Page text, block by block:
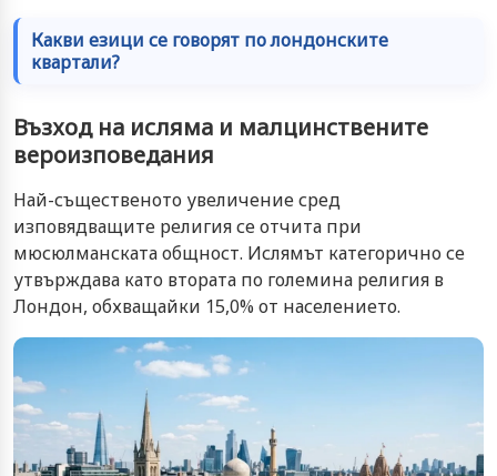
Какви езици се говорят по лондонските
квартали?
Възход на исляма и малцинствените
вероизповедания
Най-същественото увеличение сред
изповядващите религия се отчита при
мюсюлманската общност. Ислямът категорично се
утвърждава като втората по големина религия в
Лондон, обхващайки 15,0% от населението.